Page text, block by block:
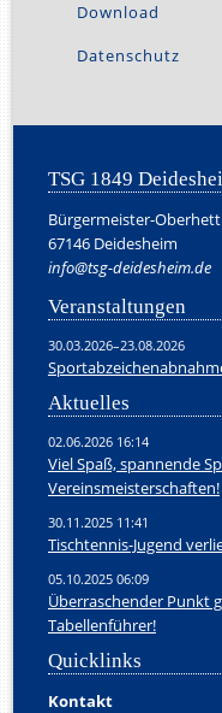
Download
Datenschutz
TSG 1849
Bürgermeister-
67146 Deidesheim
info@tsg-deidesheim.de
Veranstaltungen
30.03.2026–23.08.2026
Aktuelles
02.06.2026 16:14
Viel Spaß, spannende
Vereinsmeisterschaften!
30.11.2025 11:41
Tischtennis-Jugend
05.10.2025 06:09
Überraschender Punkt
Tabellenführer!
Quicklinks
Navigation
Kontakt